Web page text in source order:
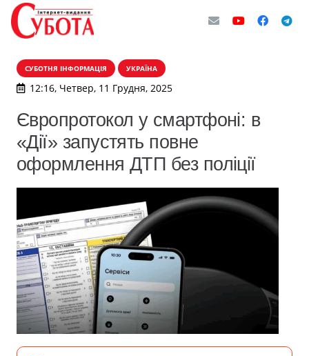
СУБОТНЯ ІНФОРМАЦІЯ УКРАЇНА
12:16, Четвер, 11 Грудня, 2025
Європротокол у смартфоні: в
«Дії» запустять повне
оформлення ДТП без поліції